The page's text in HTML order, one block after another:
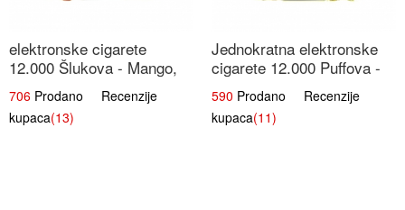
elektronske cigarete
12.000 Šlukova - Mango,
Ananas, Breskva | Tropska
Voćna Mješavina
706 Prodano Recenzije
kupaca(13)
Jednokratna elektronske
cigarete 12.000 Puffova -
Ananas i Kokos Sladoled |
Tropski Desert
590 Prodano Recenzije
kupaca(11)